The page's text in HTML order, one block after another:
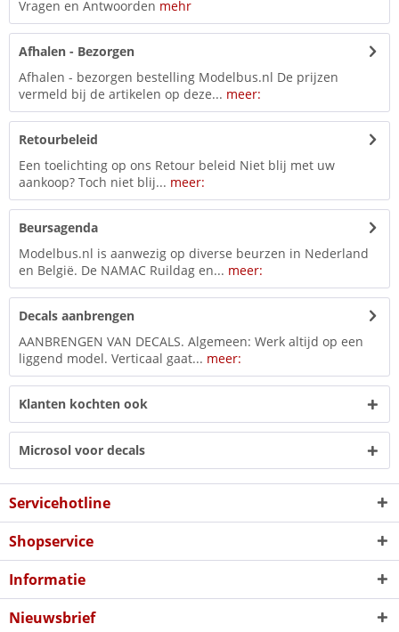
Vragen en Antwoorden mehr
Afhalen - Bezorgen
Afhalen - bezorgen bestelling Modelbus.nl De prijzen
vermeld bij de artikelen op deze... meer:
Retourbeleid
Een toelichting op ons Retour beleid Niet blij met uw
aankoop? Toch niet blij... meer:
Beursagenda
Modelbus.nl is aanwezig op diverse beurzen in Nederland
en België. De NAMAC Ruildag en... meer:
Decals aanbrengen
AANBRENGEN VAN DECALS. Algemeen: Werk altijd op een
liggend model. Verticaal gaat... meer:
Klanten kochten ook
Microsol voor decals
Servicehotline
Shopservice
Informatie
Nieuwsbrief